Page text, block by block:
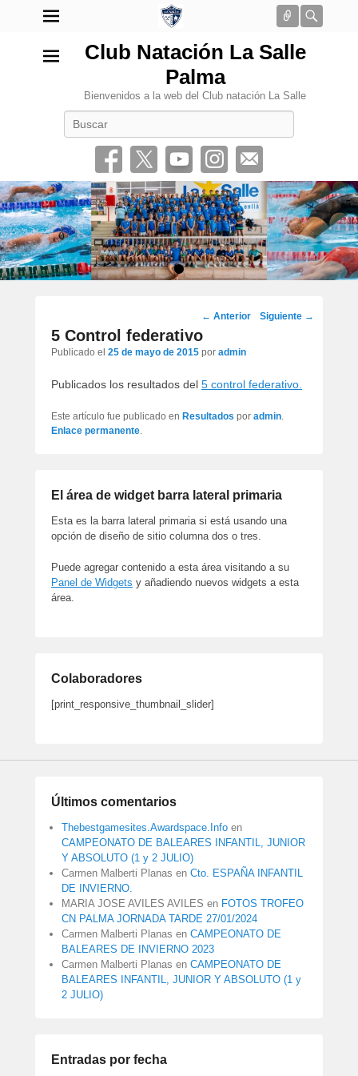
Conectar
Club Natación La Salle
Palma
Bienvenidos a la web del Club natación La Salle
•
Navegación
por
los
← Anterior Siguiente →
5 Control federativo
Publicado el 25 de mayo de 2015 por admin
Publicados los resultados del 5 control federativo.
Este artículo fue publicado en Resultados por admin.
Enlace permanente.
El área de widget barra lateral primaria
Esta es la barra lateral primaria si está usando una
opción de diseño de sitio columna dos o tres.
Puede agregar contenido a esta área visitando a su
Panel de Widgets y añadiendo nuevos widgets a esta
área.
Colaboradores
[print_responsive_thumbnail_slider]
Últimos comentarios
Thebestgamesites.Awardspace.Info en
CAMPEONATO DE BALEARES INFANTIL, JUNIOR
Y ABSOLUTO (1 y 2 JULIO)
Carmen Malberti Planas en Cto. ESPAÑA INFANTIL
DE INVIERNO.
MARIA JOSE AVILES AVILES en FOTOS TROFEO
CN PALMA JORNADA TARDE 27/01/2024
Carmen Malberti Planas en CAMPEONATO DE
BALEARES DE INVIERNO 2023
Carmen Malberti Planas en CAMPEONATO DE
BALEARES INFANTIL, JUNIOR Y ABSOLUTO (1 y
2 JULIO)
Entradas por fecha